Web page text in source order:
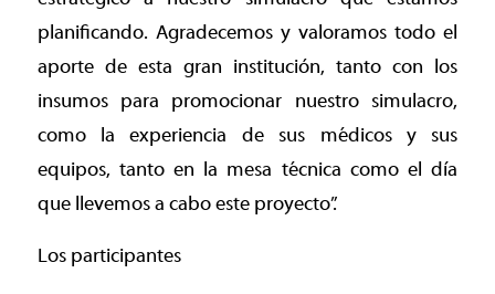
planificando. Agradecemos y valoramos todo el
aporte de esta gran institución, tanto con los
insumos para promocionar nuestro simulacro,
como la experiencia de sus médicos y sus
equipos, tanto en la mesa técnica como el día
que llevemos a cabo este proyecto”.
Los participantes